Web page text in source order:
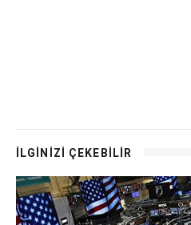
İLGİNİZİ ÇEKEBİLİR